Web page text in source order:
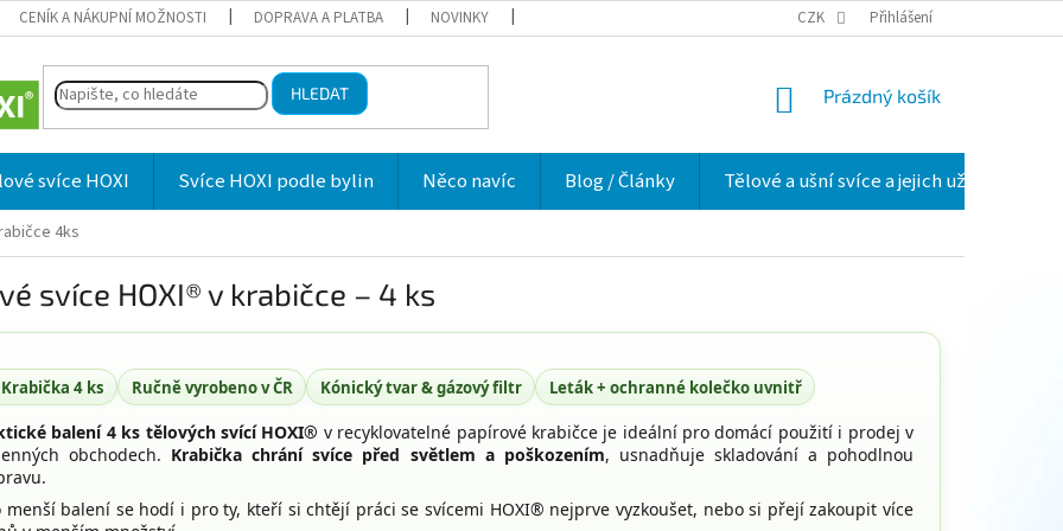
CENÍK A NÁKUPNÍ MOŽNOSTI DOPRAVA A PLATBA NOVINKY HODNOCENÍ OBCHODU O NÁS
CZK Přihlášení
HLEDAT
NÁKUPNÍ
Prázdný košík
svíce HOXI Svíce HOXI podle bylin Něco navíc Blog / Články Tělové a ušní svíce a jejich užití v praxi
4ks
svíce HOXI® v krabičce – 4 ks
Krabička 4 ks Ručně vyrobeno v ČR Kónický tvar & gázový filtr Leták + ochranné kolečko uvnitř
balení 4 ks tělových svící HOXI® v recyklovatelné papírové krabičce je ideální pro domácí použití i prodej v
obchodech. Krabička chrání svíce před světlem a poškozením, usnadňuje skladování a pohodlnou
menší balení se hodí i pro ty, kteří si chtějí práci se svícemi HOXI® nejprve vyzkoušet, nebo si přejí zakoupit více